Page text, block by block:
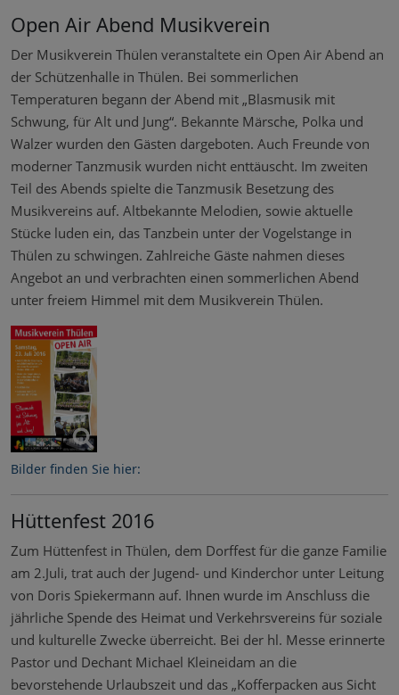
Open Air Abend Musikverein
Der Musikverein Thülen veranstaltete ein Open Air Abend an
der Schützenhalle in Thülen. Bei sommerlichen
Temperaturen begann der Abend mit „Blasmusik mit
Schwung, für Alt und Jung“. Bekannte Märsche, Polka und
Walzer wurden den Gästen dargeboten. Auch Freunde von
moderner Tanzmusik wurden nicht enttäuscht. Im zweiten
Teil des Abends spielte die Tanzmusik Besetzung des
Musikvereins auf. Altbekannte Melodien, sowie aktuelle
Stücke luden ein, das Tanzbein unter der Vogelstange in
Thülen zu schwingen. Zahlreiche Gäste nahmen dieses
Angebot an und verbrachten einen sommerlichen Abend
unter freiem Himmel mit dem Musikverein Thülen.
Bilder finden Sie hier:
Hüttenfest 2016
Zum Hüttenfest in Thülen, dem Dorffest für die ganze Familie
am 2.Juli, trat auch der Jugend- und Kinderchor unter Leitung
von Doris Spiekermann auf. Ihnen wurde im Anschluss die
jährliche Spende des Heimat und Verkehrsvereins für soziale
und kulturelle Zwecke überreicht. Bei der hl. Messe erinnerte
Pastor und Dechant Michael Kleineidam an die
bevorstehende Urlaubszeit und das „Kofferpacken aus Sicht